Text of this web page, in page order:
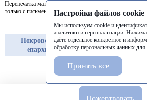
Перепечатка материалов портала в печатных изданиях
только с письменного разрешения редакции.
Покровская
епархия
Балашовская
епархия
Пожертвовать
Настройки файлов cookie
Мы используем cookie и
аналитики и персонализации.
даёте отдельное конкретное и
обработку персональных данных для
Принять все